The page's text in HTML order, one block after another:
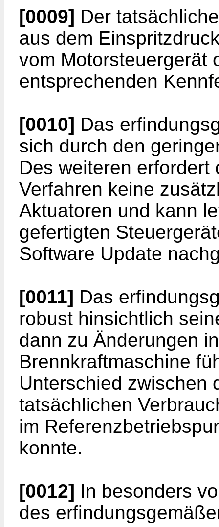
[0009] Der
aus dem
vom Motorsteuergerät
entsprechenden
[0010] Das
sich durch den
Des weiteren
Verfahren keine
Aktuatoren und kann
gefertigten
Software Update
[0011] Das
robust hinsichtlich
dann zu Änderungen
Brennkraftmaschine
Unterschied zwischen
tatsächlichen
im
konnte.
[0012] In besonders
des